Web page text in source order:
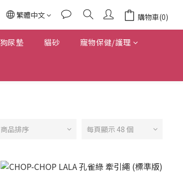
繁體中文 購物車(0)
狗尿墊 貓砂 寵物保健/護理
商品排序 每頁顯示 48 個